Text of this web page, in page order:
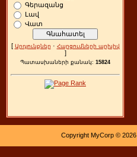
Գերազանց
Լավ
Վատ
[ Արդյունքներ · Հարցումների արխիվ
]
Պատասխաների քանակ: 15824
Copyright MyCorp © 2026